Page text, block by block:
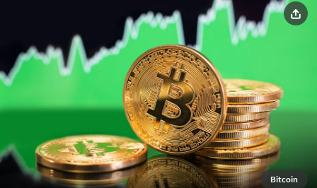
Bitcoin